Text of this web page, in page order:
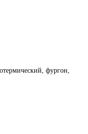
фургон,